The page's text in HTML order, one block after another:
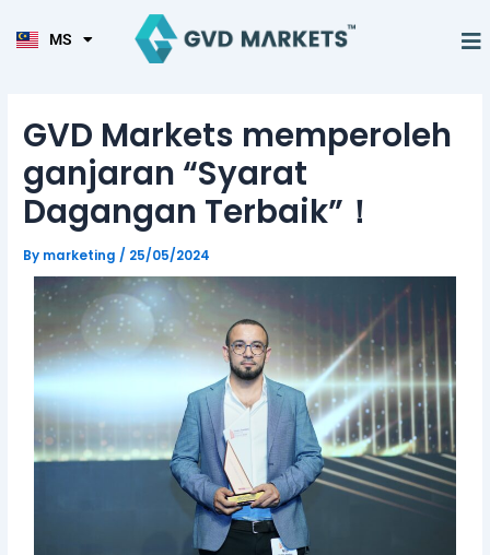
MS
HI
GVD Markets memperoleh
ganjaran “Syarat
Dagangan Terbaik”！
By marketing / 25/05/2024
navigation